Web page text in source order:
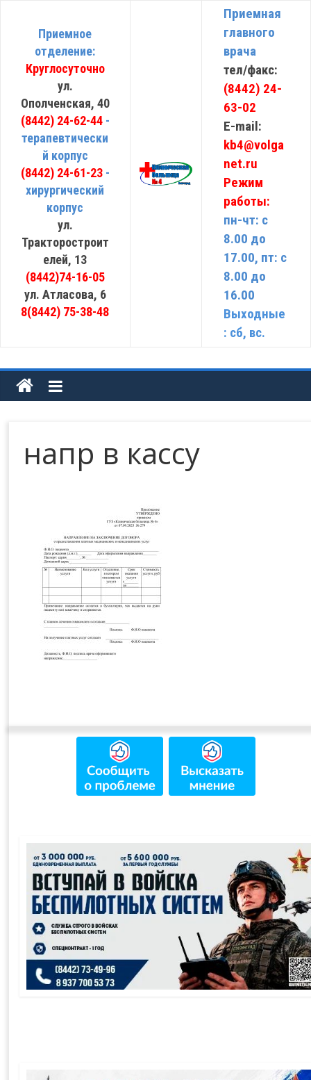
Приемное
отделение:
Круглосуточно
ул.
Ополченская, 40
(8442) 24-62-44 -
терапевтически
й корпус
(8442) 24-61-23 -
хирургический
корпус
ул.
Тракторостроит
елей, 13
(8442)74-16-05
ул. Атласова, 6
8(8442) 75-38-48
Приемная
главного
врача
тел/факс:
(8442) 24-
63-02
E-mail:
kb4@volga
net.ru
Режим
работы:
пн-чт: с
8.00 до
17.00, пт: с
8.00 до
16.00
Выходные
: сб, вс.
напр в кассу